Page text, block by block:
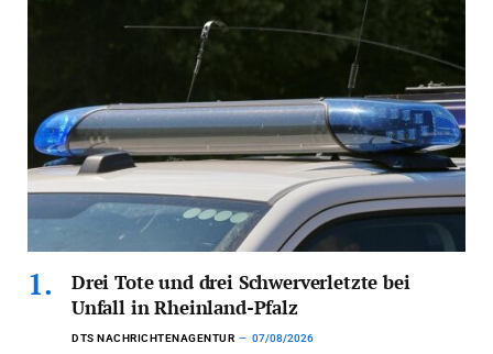
Drei Tote und drei Schwerverletzte bei
Unfall in Rheinland-Pfalz
DTS NACHRICHTENAGENTUR 07/08/2026